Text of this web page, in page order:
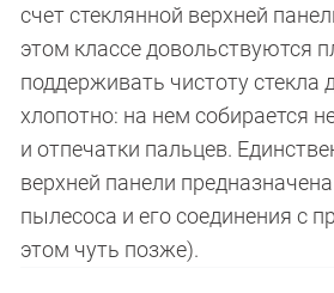
счет стеклянной верхней
этом классе довольствуются
поддерживать чистоту стекла
хлопотно: на нем собирается
и отпечатки пальцев.
верхней панели
пылесоса и его соединения с
этом чуть позже).